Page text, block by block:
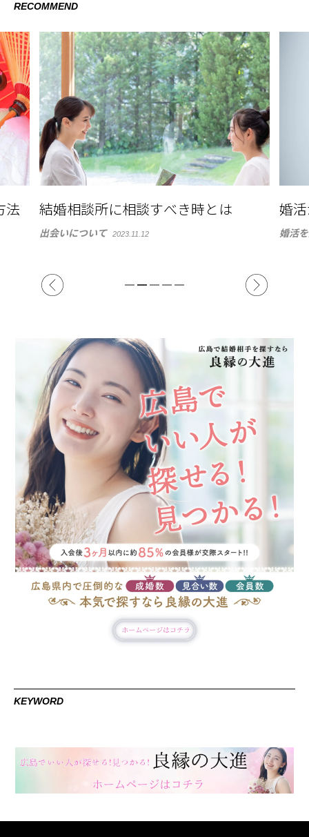
RECOMMEND
婚活が長引く理由と解消方法
婚活を成功させるには 2023.11.14
広
方
KEYWORD